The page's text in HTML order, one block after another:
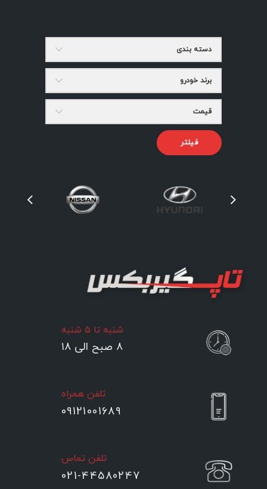
دسته بندی
برند خودرو
قیمت
فیلتر
شنبه تا ۵ شنبه
۸ صبح الی ۱۸
تلفن همراه
09121001689
تلفن تماس
021-44580247